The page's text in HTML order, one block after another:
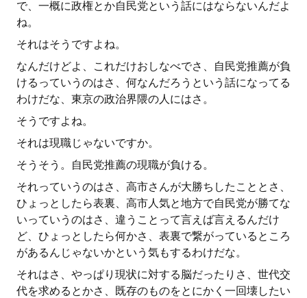
で、一概に政権とか自民党という話にはならないんだよ
ね。
それはそうですよね。
なんだけどよ、これだけおしなべでさ、自民党推薦が負
けるっていうのはさ、何なんだろうという話になってる
わけだな、東京の政治界隈の人にはさ。
そうですよね。
それは現職じゃないですか。
そうそう。自民党推薦の現職が負ける。
それっていうのはさ、高市さんが大勝ちしたこととさ、
ひょっとしたら表裏、高市人気と地方で自民党が勝てな
いっていうのはさ、違うことって言えば言えるんだけ
ど、ひょっとしたら何かさ、表裏で繋がっているところ
があるんじゃないかという気もするわけだな。
それはさ、やっぱり現状に対する脳だったりさ、世代交
代を求めるとかさ、既存のものをとにかく一回壊したい